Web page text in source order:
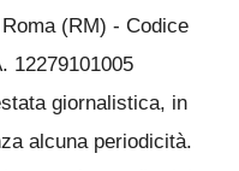
(RM) - Codice
12279101005
giornalistica, in
alcuna periodicità.